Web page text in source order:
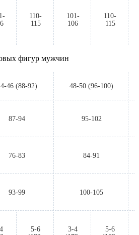
110-
115
101-
106
110-
115
фигур мужчин
46 (88-92) 48-50 (96-100)
87-94 95-102
76-83 84-91
93-99 100-105
5-6
3-4
5-6